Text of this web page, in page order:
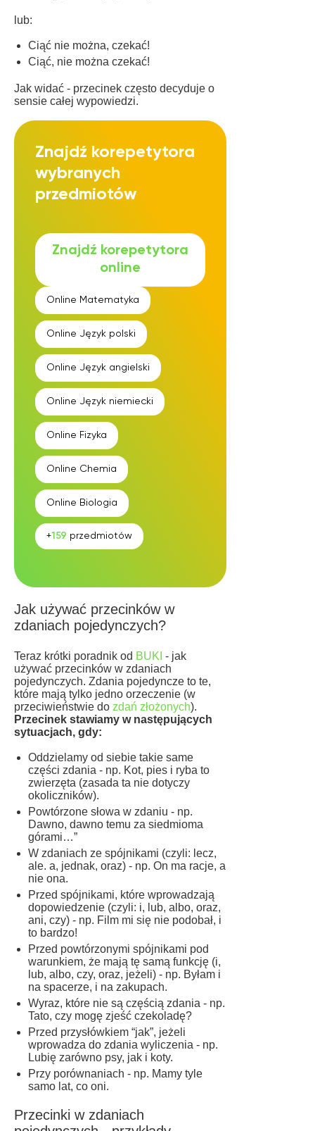
lub:
Ciąć nie można, czekać!
Ciąć, nie można czekać!
Jak widać - przecinek często decyduje o
sensie całej wypowiedzi.
Znajdź korepetytora
wybranych
przedmiotów
Znajdź korepetytora
online
Online Matematyka
Online Język polski
Online Język angielski
Online Język niemiecki
Online Fizyka
Online Chemia
Online Biologia
+159 przedmiotów
Jak używać przecinków w
zdaniach pojedynczych?
Teraz krótki poradnik od BUKI - jak
używać przecinków w zdaniach
pojedynczych. Zdania pojedyncze to te,
które mają tylko jedno orzeczenie (w
przeciwieństwie do zdań złożonych).
Przecinek stawiamy w następujących
sytuacjach, gdy:
Oddzielamy od siebie takie same
części zdania - np. Kot, pies i ryba to
zwierzęta (zasada ta nie dotyczy
okoliczników).
Powtórzone słowa w zdaniu - np.
Dawno, dawno temu za siedmioma
górami…”
W zdaniach ze spójnikami (czyli: lecz,
ale. a, jednak, oraz) - np. On ma racje, a
nie ona.
Przed spójnikami, które wprowadzają
dopowiedzenie (czyli: i, lub, albo, oraz,
ani, czy) - np. Film mi się nie podobał, i
to bardzo!
Przed powtórzonymi spójnikami pod
warunkiem, że mają tę samą funkcję (i,
lub, albo, czy, oraz, jeżeli) - np. Byłam i
na spacerze, i na zakupach.
Wyraz, które nie są częścią zdania - np.
Tato, czy mogę zjeść czekoladę?
Przed przysłówkiem “jak”, jeżeli
wprowadza do zdania wyliczenia - np.
Lubię zarówno psy, jak i koty.
Przy porównaniach - np. Mamy tyle
samo lat, co oni.
Przecinki w zdaniach